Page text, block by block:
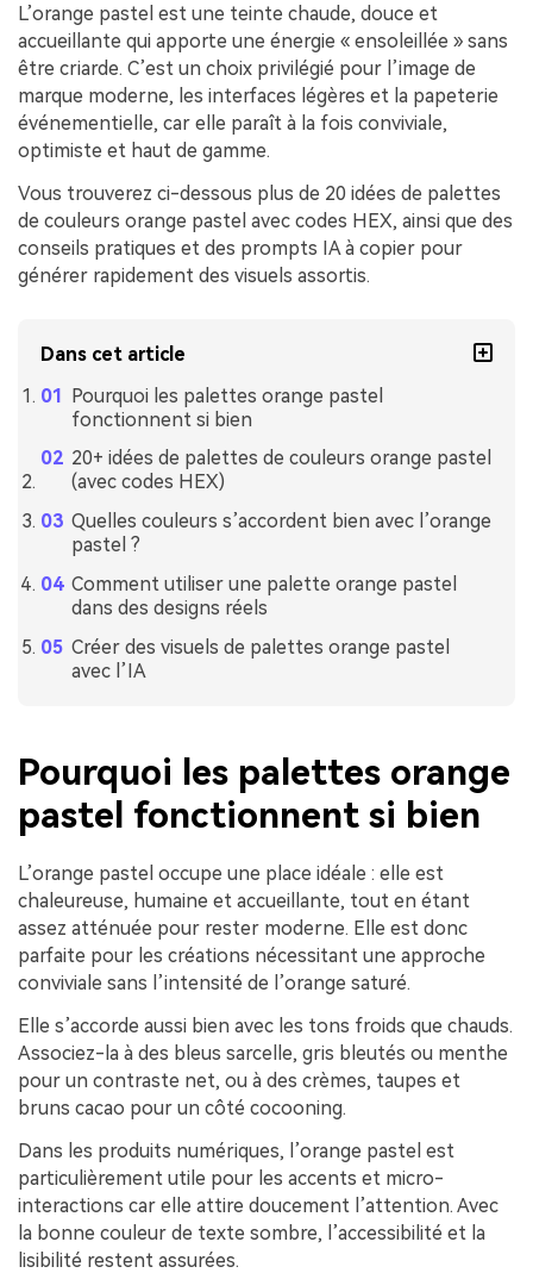
L’orange pastel est une teinte chaude, douce et
accueillante qui apporte une énergie « ensoleillée » sans
être criarde. C’est un choix privilégié pour l’image de
marque moderne, les interfaces légères et la papeterie
événementielle, car elle paraît à la fois conviviale,
optimiste et haut de gamme.
Vous trouverez ci-dessous plus de 20 idées de palettes
de couleurs orange pastel avec codes HEX, ainsi que des
conseils pratiques et des prompts IA à copier pour
générer rapidement des visuels assortis.
Dans cet article
Pourquoi les palettes orange pastel
fonctionnent si bien
20+ idées de palettes de couleurs orange pastel
(avec codes HEX)
Quelles couleurs s’accordent bien avec l’orange
pastel ?
Comment utiliser une palette orange pastel
dans des designs réels
Créer des visuels de palettes orange pastel
avec l’IA
Pourquoi les palettes orange
pastel fonctionnent si bien
L’orange pastel occupe une place idéale : elle est
chaleureuse, humaine et accueillante, tout en étant
assez atténuée pour rester moderne. Elle est donc
parfaite pour les créations nécessitant une approche
conviviale sans l’intensité de l’orange saturé.
Elle s’accorde aussi bien avec les tons froids que chauds.
Associez-la à des bleus sarcelle, gris bleutés ou menthe
pour un contraste net, ou à des crèmes, taupes et
bruns cacao pour un côté cocooning.
Dans les produits numériques, l’orange pastel est
particulièrement utile pour les accents et micro-
interactions car elle attire doucement l’attention. Avec
la bonne couleur de texte sombre, l’accessibilité et la
lisibilité restent assurées.